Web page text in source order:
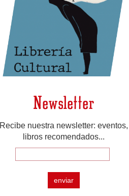
Newsletter
Recibe nuestra newsletter: eventos,
libros recomendados...
enviar